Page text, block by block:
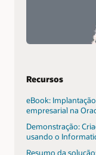
Recursos
eBook:
empresarial na
Demonstração:
usando o
Resumo da